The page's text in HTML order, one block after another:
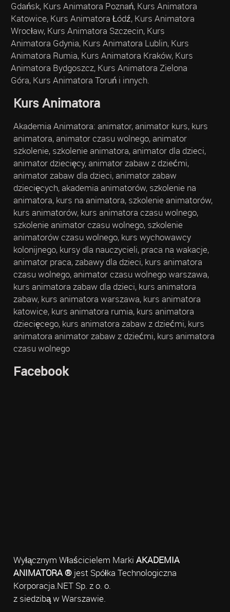
Gdańsk, Kurs Animatora Poznań, Kurs Animatora
Katowice, Kurs Animatora Łódź, Kurs Animatora
Wrocław, Kurs Animatora Szczecin, Kurs
Animatora Gdynia, Kurs Animatora Lublin, Kurs
Animatora Rumia, Kurs Animatora Kraków, Kurs
Animatora Bydgoszcz, Kurs Animatora Zielona
Góra, Kurs Animatora Toruń i innych.
Kurs Animatora
Akademia Animatora: animator, animator kurs, kurs
animatora, animator czasu wolnego, animator
szkolenie, szkolenie animatora, animator dla dzieci,
animator dziecięcy, animator zabaw z dziećmi,
animator zabaw dla dzieci, animator zabaw
dziecięcych, akademia animatorów, szkolenie na
animatora, kurs na animatora, szkolenie animatorów,
kurs animatorów, kurs animatora czasu wolnego,
szkolenie animator czasu wolnego, szkolenie
animatorów czasu wolnego, kurs wychowawcy
kolonijnego, kursy dla nauczycieli, praca na wakacje,
animator praca, zabawy dla dzieci, kurs animatora
czasu wolnego, animator czasu wolnego warszawa,
kurs animatora zabaw dla dzieci, kurs animatora
zabaw, kurs animatora warszawa, kurs animatora
katowice, kurs animatora rumia, kurs animatora
dziecięcego, kurs animatora zabaw z dziećmi, kurs
animatora animator zabaw z dziećmi, kurs animatora
czasu wolnego
Facebook
Wyłącznym Właścicielem Marki AKADEMIA
ANIMATORA ®jest Spółka Technologiczna
Korporacja.NET Sp. z o. o.
z siedzibą w Warszawie.